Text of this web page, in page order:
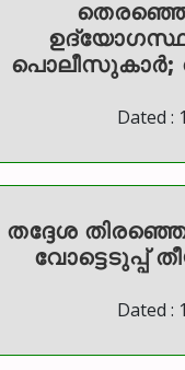
പൊലീസുകാർ;
Dated :
തദ്ദേശ
Dated :